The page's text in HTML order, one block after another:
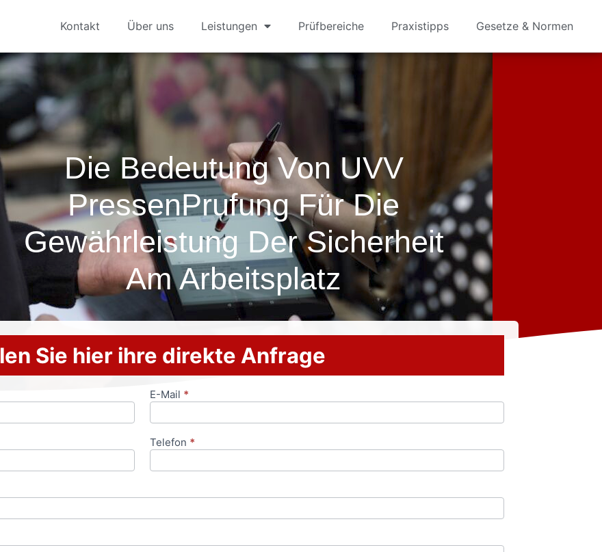
Kontakt Über uns Leistungen Prüfbereiche Praxistipps Gesetze & Normen
Die Bedeutung Von UVV
PressenPrufung Für Die
Gewährleistung Der Sicherheit
Am Arbeitsplatz
Sie hier ihre direkte Anfrage
E-Mail *
Telefon *